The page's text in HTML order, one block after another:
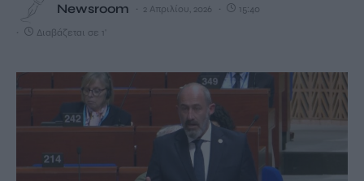
Newsroom 2 Απριλίου, 2026 15:40
Διαβάζεται σε 1'